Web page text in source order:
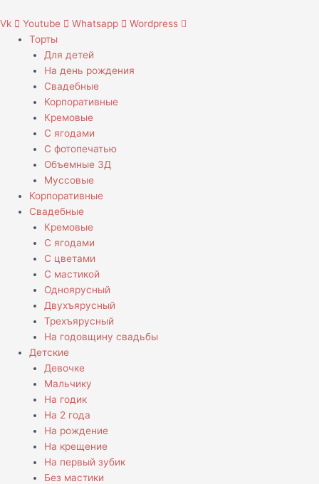
Vk Youtube Whatsapp
Wordpress
Торты
Для детей
На день рождения
Свадебные
Корпоративные
Кремовые
С ягодами
С фотопечатью
Объемные 3Д
Муссовые
Корпоративные
Свадебные
Кремовые
С ягодами
С цветами
С мастикой
Одноярусный
Двухъярусный
Трехъярусный
На годовщину свадьбы
Детские
Девочке
Мальчику
На годик
На 2 года
На рождение
На крещение
На первый зубик
Без мастики